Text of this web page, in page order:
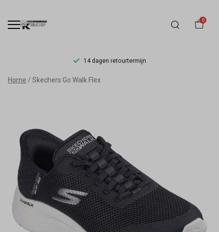
0
14 dagen retourtermijn
Skechers
Walk
Flex
Schoenmode
Kerkhof
Home Skechers Go Walk Flex